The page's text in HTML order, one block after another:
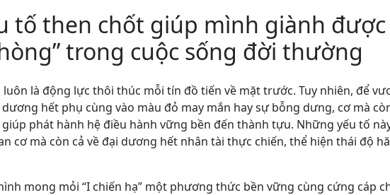
tố then chốt giúp mình giành được
trong cuộc sống đời thường
là động lực thôi thúc mỗi tín đồ tiến về mặt trước. Tuy nhiên, để
hết phụ cùng vào màu đỏ may mắn hay sự bỗng dưng, cơ mà
phát hành hệ điều hành vững bền đến thành tựu. Những yếu tố
cơ mà còn cả về đại dương hết nhân tài thực chiến, thể hiện thái độ
mong mỏi “I chiến hạ” một phương thức bền vững cùng cứng cáp